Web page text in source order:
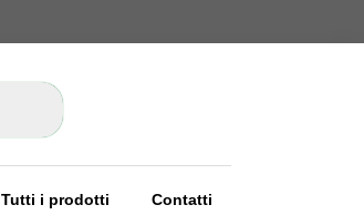
Tutti i prodotti Contatti